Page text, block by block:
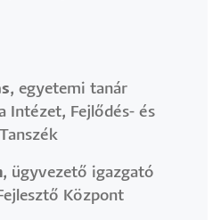
, egyetemi tanár
Intézet, Fejlődés- és
, ügyvezető igazgató
Központ